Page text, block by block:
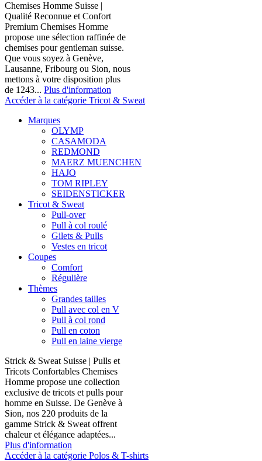
Chemises Homme Suisse |
Qualité Reconnue et Confort
Premium Chemises Homme
propose une sélection raffinée de
chemises pour gentleman suisse.
Que vous soyez à Genève,
Lausanne, Fribourg ou Sion, nous
mettons à votre disposition plus
de 1243... Plus d'information
Accéder à la catégorie Tricot & Sweat
Marques
OLYMP
CASAMODA
REDMOND
MAERZ MUENCHEN
HAJO
TOM RIPLEY
SEIDENSTICKER
Tricot & Sweat
Pull-over
Pull à col roulé
Gilets & Pulls
Vestes en tricot
Coupes
Comfort
Régulière
Thèmes
Grandes tailles
Pull avec col en V
Pull à col rond
Pull en coton
Pull en laine vierge
Strick & Sweat Suisse | Pulls et
Tricots Confortables Chemises
Homme propose une collection
exclusive de tricots et pulls pour
homme en Suisse. De Genève à
Sion, nos 220 produits de la
gamme Strick & Sweat offrent
chaleur et élégance adaptées...
Plus d'information
Accéder à la catégorie Polos & T-shirts